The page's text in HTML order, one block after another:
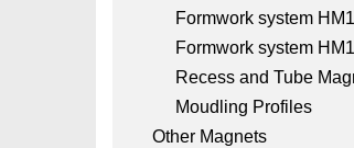
Formwork system
Formwork system
Recess and Tube
Moudling Profiles
Other Magnets